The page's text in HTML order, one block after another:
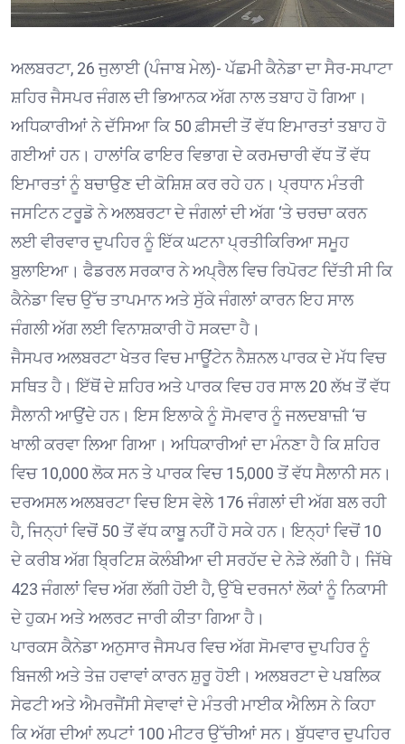
ਅਲਬਰਟਾ, 26 ਜੁਲਾਈ (ਪੰਜਾਬ ਮੇਲ)- ਪੱਛਮੀ ਕੈਨੇਡਾ ਦਾ ਸੈਰ-ਸਪਾਟਾ
ਸ਼ਹਿਰ ਜੈਸਪਰ ਜੰਗਲ ਦੀ ਭਿਆਨਕ ਅੱਗ ਨਾਲ ਤਬਾਹ ਹੋ ਗਿਆ।
ਅਧਿਕਾਰੀਆਂ ਨੇ ਦੱਸਿਆ ਕਿ 50 ਫ਼ੀਸਦੀ ਤੋਂ ਵੱਧ ਇਮਾਰਤਾਂ ਤਬਾਹ ਹੋ
ਗਈਆਂ ਹਨ। ਹਾਲਾਂਕਿ ਫਾਇਰ ਵਿਭਾਗ ਦੇ ਕਰਮਚਾਰੀ ਵੱਧ ਤੋਂ ਵੱਧ
ਇਮਾਰਤਾਂ ਨੂੰ ਬਚਾਉਣ ਦੀ ਕੋਸ਼ਿਸ਼ ਕਰ ਰਹੇ ਹਨ। ਪ੍ਰਧਾਨ ਮੰਤਰੀ
ਜਸਟਿਨ ਟਰੂਡੋ ਨੇ ਅਲਬਰਟਾ ਦੇ ਜੰਗਲਾਂ ਦੀ ਅੱਗ ‘ਤੇ ਚਰਚਾ ਕਰਨ
ਲਈ ਵੀਰਵਾਰ ਦੁਪਹਿਰ ਨੂੰ ਇੱਕ ਘਟਨਾ ਪ੍ਰਤੀਕਿਰਿਆ ਸਮੂਹ
ਬੁਲਾਇਆ। ਫੈਡਰਲ ਸਰਕਾਰ ਨੇ ਅਪ੍ਰੈਲ ਵਿਚ ਰਿਪੋਰਟ ਦਿੱਤੀ ਸੀ ਕਿ
ਕੈਨੇਡਾ ਵਿਚ ਉੱਚ ਤਾਪਮਾਨ ਅਤੇ ਸੁੱਕੇ ਜੰਗਲਾਂ ਕਾਰਨ ਇਹ ਸਾਲ
ਜੰਗਲੀ ਅੱਗ ਲਈ ਵਿਨਾਸ਼ਕਾਰੀ ਹੋ ਸਕਦਾ ਹੈ।
ਜੈਸਪਰ ਅਲਬਰਟਾ ਖੇਤਰ ਵਿਚ ਮਾਊਂਟੇਨ ਨੈਸ਼ਨਲ ਪਾਰਕ ਦੇ ਮੱਧ ਵਿਚ
ਸਥਿਤ ਹੈ। ਇੱਥੋਂ ਦੇ ਸ਼ਹਿਰ ਅਤੇ ਪਾਰਕ ਵਿਚ ਹਰ ਸਾਲ 20 ਲੱਖ ਤੋਂ ਵੱਧ
ਸੈਲਾਨੀ ਆਉਂਦੇ ਹਨ। ਇਸ ਇਲਾਕੇ ਨੂੰ ਸੋਮਵਾਰ ਨੂੰ ਜਲਦਬਾਜ਼ੀ ‘ਚ
ਖਾਲੀ ਕਰਵਾ ਲਿਆ ਗਿਆ। ਅਧਿਕਾਰੀਆਂ ਦਾ ਮੰਨਣਾ ਹੈ ਕਿ ਸ਼ਹਿਰ
ਵਿਚ 10,000 ਲੋਕ ਸਨ ਤੇ ਪਾਰਕ ਵਿਚ 15,000 ਤੋਂ ਵੱਧ ਸੈਲਾਨੀ ਸਨ।
ਦਰਅਸਲ ਅਲਬਰਟਾ ਵਿਚ ਇਸ ਵੇਲੇ 176 ਜੰਗਲਾਂ ਦੀ ਅੱਗ ਬਲ ਰਹੀ
ਹੈ, ਜਿਨ੍ਹਾਂ ਵਿਚੋਂ 50 ਤੋਂ ਵੱਧ ਕਾਬੂ ਨਹੀਂ ਹੋ ਸਕੇ ਹਨ। ਇਨ੍ਹਾਂ ਵਿਚੋਂ 10
ਦੇ ਕਰੀਬ ਅੱਗ ਬ੍ਰਿਟਿਸ਼ ਕੋਲੰਬੀਆ ਦੀ ਸਰਹੱਦ ਦੇ ਨੇੜੇ ਲੱਗੀ ਹੈ। ਜਿੱਥੇ
423 ਜੰਗਲਾਂ ਵਿਚ ਅੱਗ ਲੱਗੀ ਹੋਈ ਹੈ, ਉੱਥੇ ਦਰਜਨਾਂ ਲੋਕਾਂ ਨੂੰ ਨਿਕਾਸੀ
ਦੇ ਹੁਕਮ ਅਤੇ ਅਲਰਟ ਜਾਰੀ ਕੀਤਾ ਗਿਆ ਹੈ।
ਪਾਰਕਸ ਕੈਨੇਡਾ ਅਨੁਸਾਰ ਜੈਸਪਰ ਵਿਚ ਅੱਗ ਸੋਮਵਾਰ ਦੁਪਹਿਰ ਨੂੰ
ਬਿਜਲੀ ਅਤੇ ਤੇਜ਼ ਹਵਾਵਾਂ ਕਾਰਨ ਸ਼ੁਰੂ ਹੋਈ। ਅਲਬਰਟਾ ਦੇ ਪਬਲਿਕ
ਸੇਫਟੀ ਅਤੇ ਐਮਰਜੈਂਸੀ ਸੇਵਾਵਾਂ ਦੇ ਮੰਤਰੀ ਮਾਈਕ ਐਲਿਸ ਨੇ ਕਿਹਾ
ਕਿ ਅੱਗ ਦੀਆਂ ਲਪਟਾਂ 100 ਮੀਟਰ ਉੱਚੀਆਂ ਸਨ। ਬੁੱਧਵਾਰ ਦੁਪਹਿਰ